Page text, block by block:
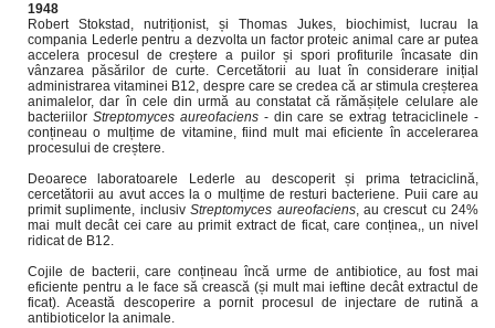
1948
Robert Stokstad, nutriționist, și Thomas Jukes, biochimist, lucrau la
compania Lederle pentru a dezvolta un factor proteic animal care ar putea
accelera procesul de creștere a puilor și spori profiturile încasate din
vânzarea păsărilor de curte. Cercetătorii au luat în considerare inițial
administrarea vitaminei B12, despre care se credea că ar stimula creșterea
animalelor, dar în cele din urmă au constatat că rămășițele celulare ale
bacteriilor Streptomyces aureofaciens- din care se extrag tetraciclinele -
conțineau o mulțime de vitamine, fiind mult mai eficiente în accelerarea
procesului de creștere.
Deoarece laboratoarele Lederle au descoperit și prima tetraciclină,
cercetătorii au avut acces la o mulțime de resturi bacteriene. Puii care au
primit suplimente, inclusivStreptomyces aureofaciens, au crescut cu 24%
mai mult decât cei care au primit extract de ficat, care conținea,, un nivel
ridicat de B12.
Cojile de bacterii, care conțineau încă urme de antibiotice, au fost mai
eficiente pentru a le face să crească (și mult mai ieftine decât extractul de
ficat). Această descoperire a pornit procesul de injectare de rutină a
antibioticelor la animale.